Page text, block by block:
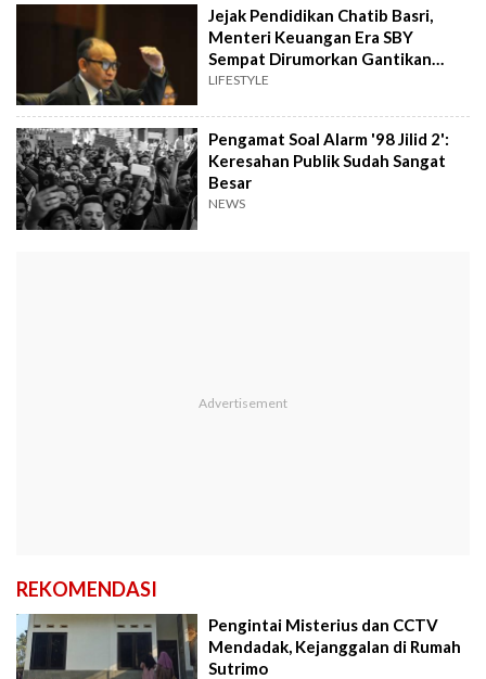
Jejak Pendidikan Chatib Basri,
Menteri Keuangan Era SBY
Sempat Dirumorkan Gantikan
Purbaya
LIFESTYLE
Pengamat Soal Alarm '98 Jilid 2':
Keresahan Publik Sudah Sangat
Besar
NEWS
REKOMENDASI
Pengintai Misterius dan CCTV
Mendadak, Kejanggalan di Rumah
Sutrimo